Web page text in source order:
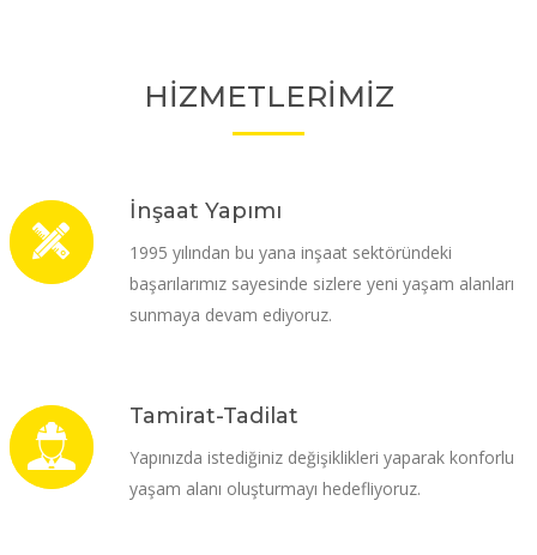
HİZMETLERİMİZ
İnşaat Yapımı
1995 yılından bu yana inşaat sektöründeki
başarılarımız sayesinde sizlere yeni yaşam alanları
sunmaya devam ediyoruz.
Tamirat-Tadilat
Yapınızda istediğiniz değişiklikleri yaparak konforlu
yaşam alanı oluşturmayı hedefliyoruz.